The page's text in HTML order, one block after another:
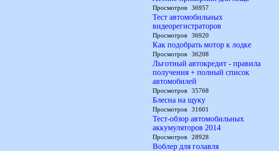
Просмотров 36957
Тест автомобильных
видеорегистраторов
Просмотров 36920
Как подобрать мотор к лодке
Просмотров 36208
Льготный автокредит - правила
получения + полный список
автомобилей
Просмотров 35768
Блесна на щуку
Просмотров 31601
Тест-обзор автомобильных
аккумуляторов 2014
Просмотров 28928
Воблер для голавля